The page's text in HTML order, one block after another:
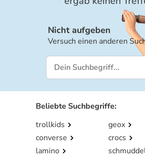
Nicht aufgeben
Versuch einen anderen
Beliebte Suchbegriffe:
trollkids
geox
converse
crocs
lamino